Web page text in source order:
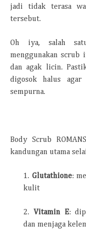
jadi tidak terasa
tersebut.
Oh iya, salah
menggunakan scrub
dan agak licin.
digosok halus
sempurna.
Body Scrub
kandungan utama
1. Glutathione:
kulit
2. Vitamin E:
dan menjaga